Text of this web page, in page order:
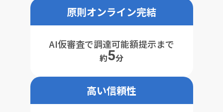
原則オンライン完結
AI仮審査で調達可能額提示まで
約5分
高い信頼性